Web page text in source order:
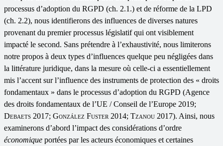
processus d’adoption du RGPD (ch. 2.1.) et de réforme de la LPD
(ch. 2.2), nous identifierons des influences de diverses natures
provenant du premier processus législatif qui ont visiblement
impacté le second. Sans prétendre à l’exhaustivité, nous limiterons
notre propos à deux types d’influences quelque peu négligées dans
la littérature juridique, dans la mesure où celle-ci a essentiellement
mis l’accent sur l’influence des instruments de protection des « droits
fondamentaux » dans le processus d’adoption du RGPD (Agence
des droits fondamentaux de l’UE / Conseil de l’Europe 2019;
Debaets 2017; González Fuster 2014; Tzanou 2017). Ainsi, nous
examinerons d’abord l’impact des considérations d’ordre
économique portées par les acteurs économiques et certaines